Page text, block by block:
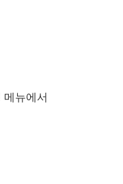
메뉴에서